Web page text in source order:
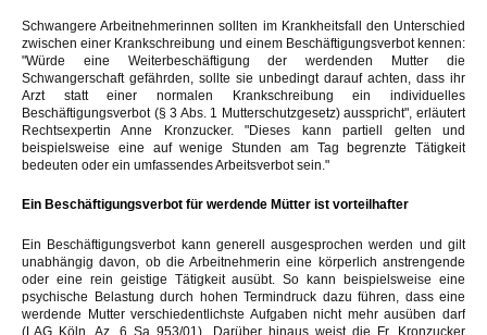
Schwangere Arbeitnehmerinnen sollten im Krankheitsfall den Unterschied
zwischen einer Krankschreibung und einem Beschäftigungsverbot kennen:
"Würde eine Weiterbeschäftigung der werdenden Mutter die
Schwangerschaft gefährden, sollte sie unbedingt darauf achten, dass ihr
Arzt statt einer normalen Krankschreibung ein individuelles
Beschäftigungsverbot (§ 3 Abs. 1 Mutterschutzgesetz) ausspricht", erläutert
Rechtsexpertin Anne Kronzucker. "Dieses kann partiell gelten und
beispielsweise eine auf wenige Stunden am Tag begrenzte Tätigkeit
bedeuten oder ein umfassendes Arbeitsverbot sein."
Ein Beschäftigungsverbot für werdende Mütter ist vorteilhafter
Ein Beschäftigungsverbot kann generell ausgesprochen werden und gilt
unabhängig davon, ob die Arbeitnehmerin eine körperlich anstrengende
oder eine rein geistige Tätigkeit ausübt. So kann beispielsweise eine
psychische Belastung durch hohen Termindruck dazu führen, dass eine
werdende Mutter verschiedentlichste Aufgaben nicht mehr ausüben darf
(LAG Köln, Az. 6 Sa 953/01). Darüber hinaus weist die Fr. Kronzucker